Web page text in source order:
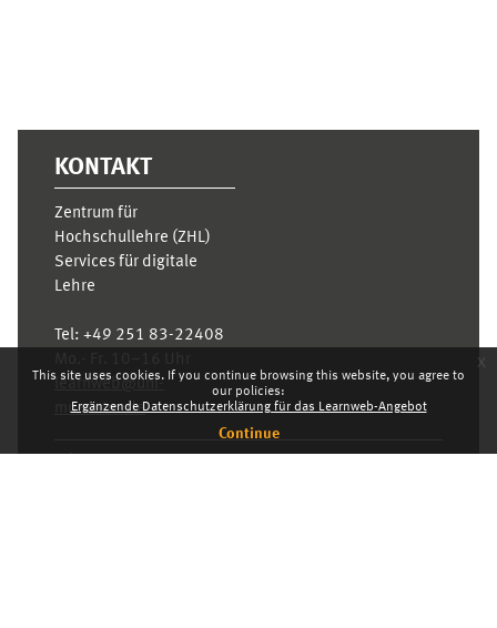
This site uses cookies. If you continue browsing this website, you agree to
our policies:
Ergänzende Datenschutzerklärung für das Learnweb-Angebot
Continue
x
KONTAKT
Zentrum für
Hochschullehre (ZHL)
Services für digitale
Lehre
Tel: +49 251 83-22408
learnweb@uni-
muenster.de